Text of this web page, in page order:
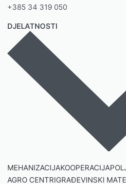
+385 34 319 050
DJELATNOSTI
MEHANIZACIJAKOOPERACIJA
AGRO CENTRIGRAĐEVINSKI